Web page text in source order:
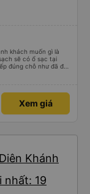
đúng địa điểm đã
giá 4,5 sao cho cả
mang lại trải
khách muốn gì là
sẽ có ổ sạc tại
đúng chỗ như đã đặt
Xem giá
Khánh
nhất: 19